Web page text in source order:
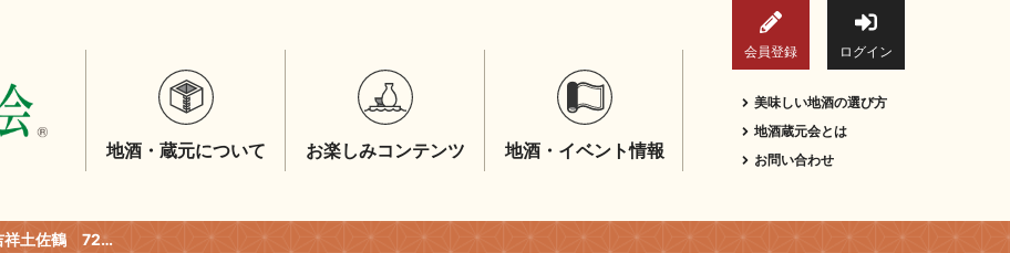
会員登録 ログイン
地酒・蔵元について お楽しみコンテンツ 地酒・イベント情報
美味しい地酒の選び方
地酒蔵元会とは
お問い合わせ
土佐鶴 辛口吟醸 大吉祥土佐鶴 720ml